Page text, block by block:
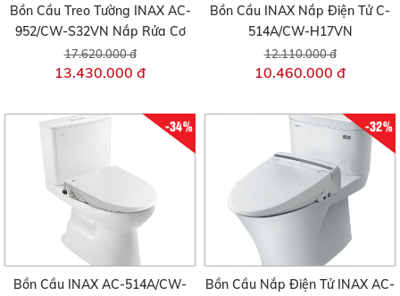
Bồn Cầu Treo Tường INAX AC-
952/CW-S32VN Nắp Rửa Cơ
17.620.000 đ
13.430.000 đ
Bồn Cầu INAX Nắp Điện Tử C-
514A/CW-H17VN
12.110.000 đ
10.460.000 đ
-34%
Bồn Cầu INAX AC-514A/CW-
-32%
Bồn Cầu Nắp Điện Tử INAX AC-